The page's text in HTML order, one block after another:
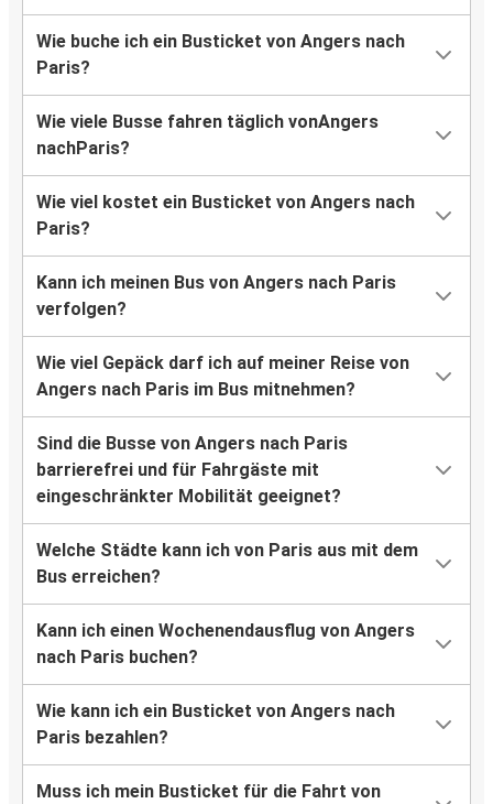
Wie buche ich ein Busticket von Angers nach
Paris?
Wie viele Busse fahren täglich vonAngers
nachParis?
Wie viel kostet ein Busticket von Angers nach
Paris?
Kann ich meinen Bus von Angers nach Paris
verfolgen?
Wie viel Gepäck darf ich auf meiner Reise von
Angers nach Paris im Bus mitnehmen?
Sind die Busse von Angers nach Paris
barrierefrei und für Fahrgäste mit
eingeschränkter Mobilität geeignet?
Welche Städte kann ich von Paris aus mit dem
Bus erreichen?
Kann ich einen Wochenendausflug von Angers
nach Paris buchen?
Wie kann ich ein Busticket von Angers nach
Paris bezahlen?
Muss ich mein Busticket für die Fahrt von